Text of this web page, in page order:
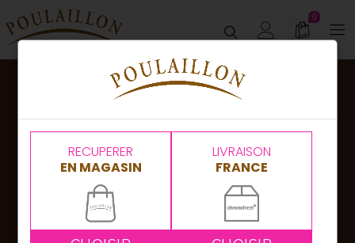
0
Abonnez-vous
à notre newsletter !
Nouveautés, bons plans ou événements,
soyez les premiers informés en vous
inscrivant à notre newsletter !
RECUPERER
EN MAGASIN
LIVRAISON
FRANCE